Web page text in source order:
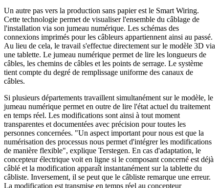
Un autre pas vers la production sans papier est le Smart Wiring.
Cette technologie permet de visualiser l'ensemble du câblage de
l'installation via son jumeau numérique. Les schémas des
connexions imprimés pour les câbleurs appartiennent ainsi au passé.
Au lieu de cela, le travail s'effectue directement sur le modèle 3D via
une tablette. Le jumeau numérique permet de lire les longueurs de
câbles, les chemins de câbles et les points de serrage. Le système
tient compte du degré de remplissage uniforme des canaux de
câbles.
Si plusieurs départements travaillent simultanément sur le modèle, le
jumeau numérique permet en outre de lire l'état actuel du traitement
en temps réel. Les modifications sont ainsi à tout moment
transparentes et documentées avec précision pour toutes les
personnes concernées. "Un aspect important pour nous est que la
numérisation des processus nous permet d'intégrer les modifications
de manière flexible", explique Terstegen. En cas d'adaptation, le
concepteur électrique voit en ligne si le composant concerné est déjà
câblé et la modification apparaît instantanément sur la tablette du
câbliste. Inversement, il se peut que le câbliste remarque une erreur.
La modification est transmise en temps réel au concepteur